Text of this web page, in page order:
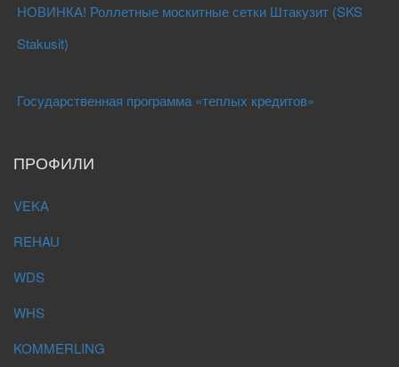
НОВИНКА! Роллетные москитные сетки Штакузит (SKS
Stakusit)
Государственная программа «теплых кредитов»
ПРОФИЛИ
VEKA
REHAU
WDS
WHS
KOMMERLING